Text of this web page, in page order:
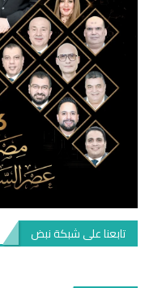
تابعنا على شبكة نبض